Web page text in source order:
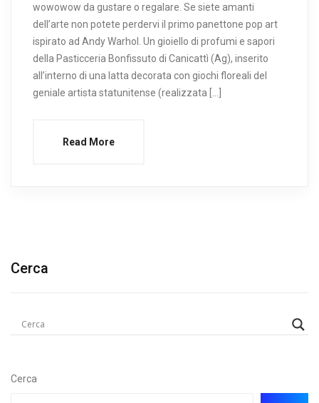
wowowow da gustare o regalare. Se siete amanti
dell’arte non potete perdervi il primo panettone pop art
ispirato ad Andy Warhol. Un gioiello di profumi e sapori
della Pasticceria Bonfissuto di Canicattì (Ag), inserito
all’interno di una latta decorata con giochi floreali del
geniale artista statunitense (realizzata […]
Read More
Cerca
Cerca